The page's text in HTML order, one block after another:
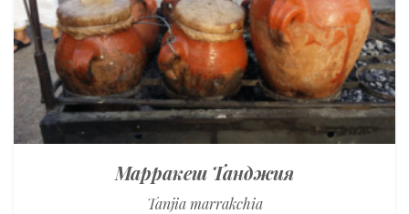
Марракеш Танджия
Tanjia marrakchia